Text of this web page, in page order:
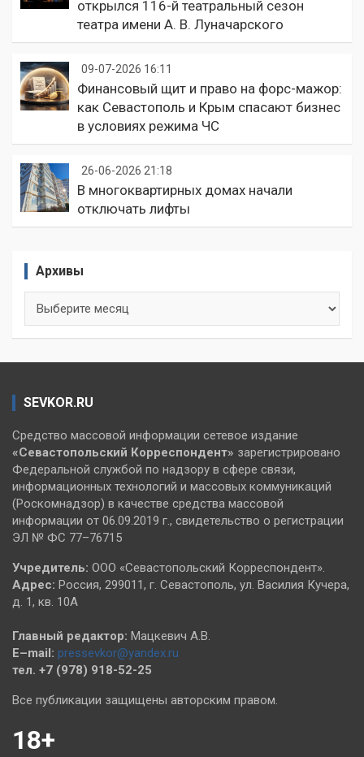
открылся 116-й театральный сезон
театра имени А. В. Луначарского
09-07-2026 16:11
Финансовый щит и право на форс-мажор:
как Севастополь и Крым спасают бизнес
в условиях режима ЧС
26-06-2026 21:18
В многоквартирных домах начали
отключать лифты
Архивы
SEVKOR.RU
Средство массовой информации сетевое издание
«Севастопольский Корреспондент» зарегистрировано
Федеральной службой по надзору в сфере связи,
информационных технологий и массовых коммуникаций
(Роскомнадзор) в качестве средства массовой
информации от 06.09.2019 г., свидетельство о регистрации
ЭЛ № ФС 77–76715
Учредитель: ООО «Севастопольский Корреспондент».
Адрес: Россия, 299011, г. Севастополь, ул. Василия Кучера,
д. 1, кв. 10А
Главный редактор: Мацкевич А.В.
E–mail: pressevkor@yandex.ru
тел. +7 (978) 918-52-25
Все публикации защищены авторским правом.
18+